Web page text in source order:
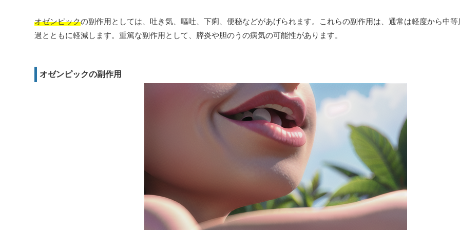
オゼンピックの副作用としては、吐き気、嘔吐、下痢、便秘などがあげられます。これらの副作用は、通常は軽度から中
過とともに軽減します。重篤な副作用として、膵炎や胆のうの病気の可能性があります。
オゼンピックの副作用